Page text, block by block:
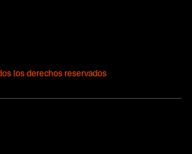
los derechos reservados